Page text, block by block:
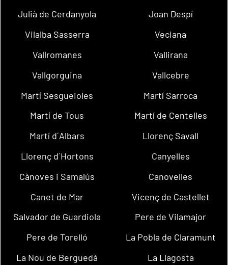
Julià de Cerdanyola
Joan Despí
Vilalba Sasserra
Veciana
Vallromanes
Vallirana
Vallgorguina
Vallcebre
Martí Sesgueioles
Martí Sarroca
Martí de Tous
Martí de Centelles
Martí d´Albars
Llorenç Savall
Llorenç d´Hortons
Canyelles
Cànoves i Samalús
Canovelles
Canet de Mar
Vicenç de Castellet
Salvador de Guardiola
Pere de Vilamajor
Pere de Torelló
La Pobla de Claramunt
La Nou de Berguedà
La Llagosta